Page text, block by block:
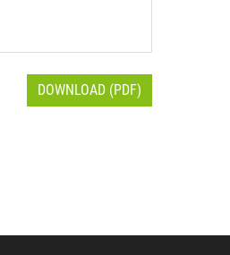
DOWNLOAD (PDF)